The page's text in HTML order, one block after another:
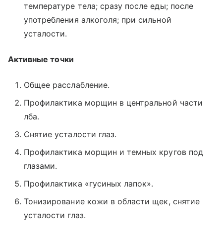
температуре тела; сразу после еды; после
употребления алкоголя; при сильной
усталости.
Активные точки
Общее расслабление.
Профилактика морщин в центральной части
лба.
Снятие усталости глаз.
Профилактика морщин и темных кругов под
глазами.
Профилактика «гусиных лапок».
Тонизирование кожи в области щек, снятие
усталости глаз.